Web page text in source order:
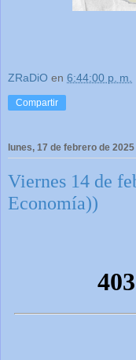
ZRaDiO en 6:44:00 p. m.
Compartir
lunes, 17 de febrero de 2025
Viernes 14 de
Economía))